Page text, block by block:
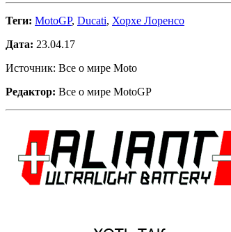
Теги: MotoGP, Ducati, Хорхе Лоренсо
Дата: 23.04.17
Источник: Все о мире Moto
Редактор: Все о мире MotoGP